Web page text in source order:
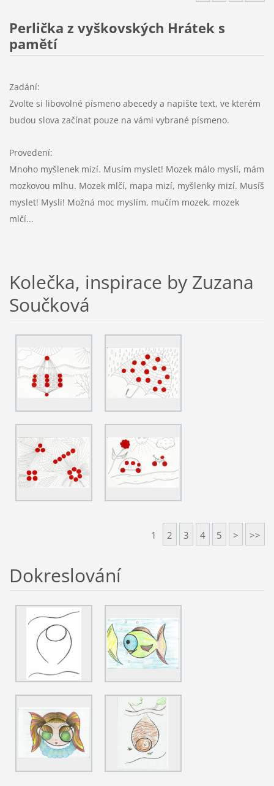
Perlička z vyškovských Hrátek s
pamětí
Zadání:
Zvolte si libovolné písmeno abecedy a napište text, ve kterém
budou slova začínat pouze na vámi vybrané písmeno.
Provedení:
Mnoho myšlenek mizí. Musím myslet! Mozek málo myslí, mám
mozkovou mlhu. Mozek mlčí, mapa mizí, myšlenky mizí. Musíš
myslet! Mysli! Možná moc myslím, mučím mozek, mozek
mlčí...
Kolečka, inspirace by Zuzana
Součková
1 2 3 4 5 > >>
Dokreslování